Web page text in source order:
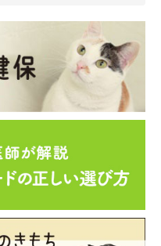
てしまった場合は